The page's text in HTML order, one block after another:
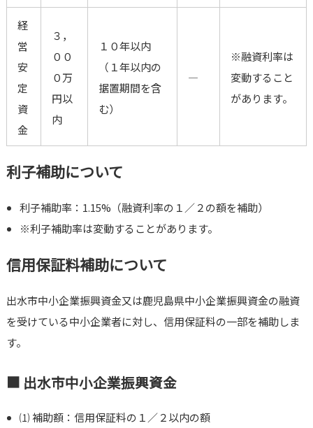
経
営
安
定
資
金
３，
００
０万
円以
内
１０年以内
（１年以内の
据置期間を含
む）
―
※融資利率は
変動すること
があります。
利子補助について
利子補助率：1.15%（融資利率の１／２の額を補助）
※利子補助率は変動することがあります。
信用保証料補助について
出水市中小企業振興資金又は鹿児島県中小企業振興資金の融資
を受けている中小企業者に対し、信用保証料の一部を補助しま
す。
■ 出水市中小企業振興資金
⑴ 補助額：信用保証料の１／２以内の額